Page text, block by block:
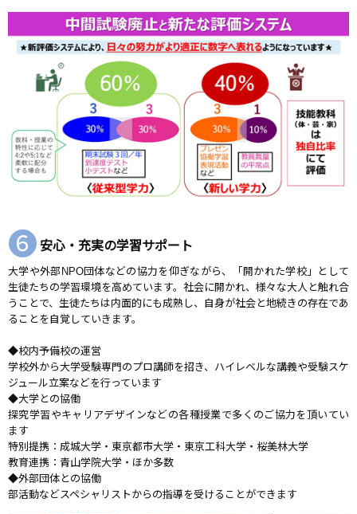
❻ 安心・充実の学習サポート
大学や外部NPO団体などの協力を仰ぎながら、「開かれた学校」として
生徒たちの学習環境を高めています。社会に開かれ、様々な大人と触れ合
うことで、生徒たちは内面的にも成熟し、自身が社会と地続きの存在であ
ることを自覚していきます。
◆校内予備校の運営
学校外から大学受験専門のプロ講師を招き、ハイレベルな講義や受験スケ
ジュール立案などを行っています
◆大学との協働
探究学習やキャリアデザインなどの各種授業で多くのご協力を頂いてい
ます
特別提携：成城大学・東京都市大学・東京工科大学・桜美林大学
教育連携：青山学院大学・ほか多数
◆外部団体との協働
部活動などスペシャリストからの指導を受けることができます